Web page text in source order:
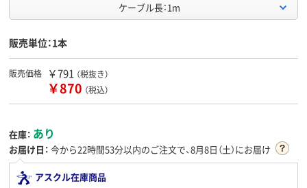
ケーブル長：1m
販売単位：1本
販売価格 ￥791 （税抜き）
￥870 （税込）
在庫： あり
お届け日： 今から22時間53分以内のご注文で、8月8日（土）にお届け
アスクル在庫商品